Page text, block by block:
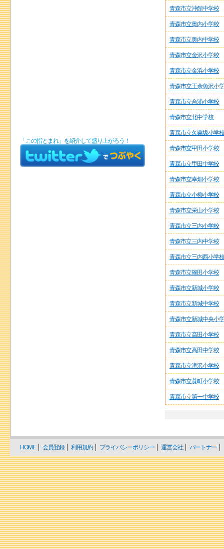
青森市立沖館中学校
青森市立奥内小学校
青森市立奥内中学校
青森市立金沢小学校
青森市立金浜小学校
青森市立王余魚沢小
青森市立合浦小学校
青森市立北中学校
青森市立久栗坂小学校
青森市立甲田小学校
青森市立甲田中学校
青森市立幸畑小学校
青森市立小柳小学校
青森市立栄山小学校
青森市立三内小学校
青森市立三内中学校
青森市立三内西小学校
青森市立篠田小学校
青森市立新城小学校
青森市立新城中学校
青森市立新城中央小
青森市立高田小学校
青森市立高田中学校
青森市立滝沢小学校
青森市立莨町小学校
青森市立第一中学校
「この指とまれ」を紹介して盛り上がろう！
HOME 会員登録 利用規約 プライバシーポリシー 運営会社 パートナー